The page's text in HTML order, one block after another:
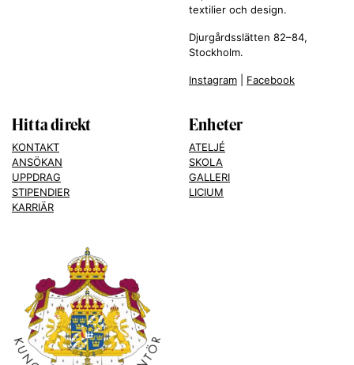
textilier och design.
Djurgårdsslätten 82–84,
Stockholm.
Instagram Facebook
Hitta direkt
KONTAKT
ANSÖKAN
UPPDRAG
STIPENDIER
KARRIÄR
Enheter
ATELJÉ
SKOLA
GALLERI
LICIUM